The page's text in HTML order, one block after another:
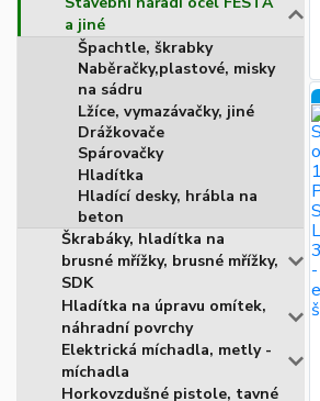
a jiné
Špachtle, škrabky
Naběračky,plastové, misky
na sádru
Lžíce, vymazávačky, jiné
Drážkovače
Spárovačky
Hladítka
Hladící desky, hrábla na
beton
Škrabáky, hladítka na
brusné mřížky, brusné mřížky,
SDK
Hladítka na úpravu omítek,
náhradní povrchy
Elektrická míchadla, metly -
míchadla
Horkovzdušné pistole, tavné